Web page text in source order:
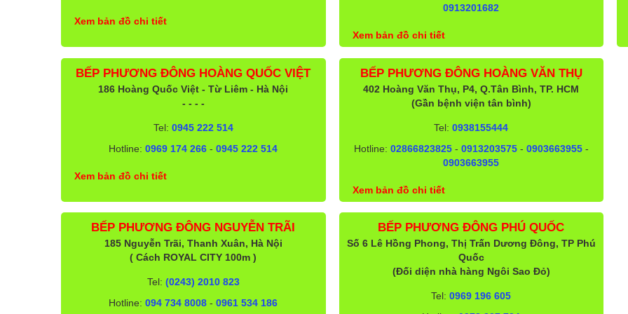
Xem bản đồ chi tiết
BẾP PHƯƠNG ĐÔNG HOÀNG QUỐC VIỆT
186 Hoàng Quốc Việt - Từ Liêm - Hà Nội
- - - -
Tel: 0945 222 514
Hotline:0969 174 266 -0945 222 514
Xem bản đồ chi tiết
BẾP PHƯƠNG ĐÔNG NGUYỄN TRÃI
185 Nguyễn Trãi, Thanh Xuân, Hà Nội
( Cách ROYAL CITY 100m )
Tel: (0243) 2010 823
Hotline:094 734 8008 -0961 534 186
0913201682
Xem bản đồ chi tiết
BẾP PHƯƠNG ĐÔNG HOÀNG VĂN THỤ
402 Hoàng Văn Thụ, P4, Q.Tân Bình, TP. HCM
(Gần bệnh viện tân bình)
Tel:0938155444
Hotline: 02866823825- 0913203575- 0903663955-
0903663955
Xem bản đồ chi tiết
BẾP PHƯƠNG ĐÔNG PHÚ QUỐC
Số 6 Lê Hồng Phong, Thị Trấn Dương Đông, TP Phú
Quốc
(Đối diện nhà hàng Ngôi Sao Đỏ)
Tel:0969 196 605